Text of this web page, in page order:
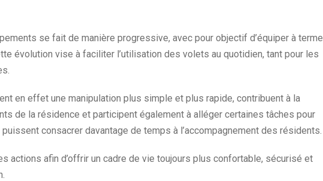
se fait de manière progressive, avec pour objectif d’équiper à terme
évolution vise à faciliter l’utilisation des volets au quotidien, tant pour les
en effet une manipulation plus simple et plus rapide, contribuent à la
de la résidence et participent également à alléger certaines tâches pour
consacrer davantage de temps à l’accompagnement des résidents.
actions afin d’offrir un cadre de vie toujours plus confortable, sécurisé et